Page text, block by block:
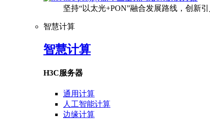
坚持“以太光+PON”融合发展路线，创新
智慧计算
智慧计算
H3C服务器
通用计算
人工智能计算
边缘计算